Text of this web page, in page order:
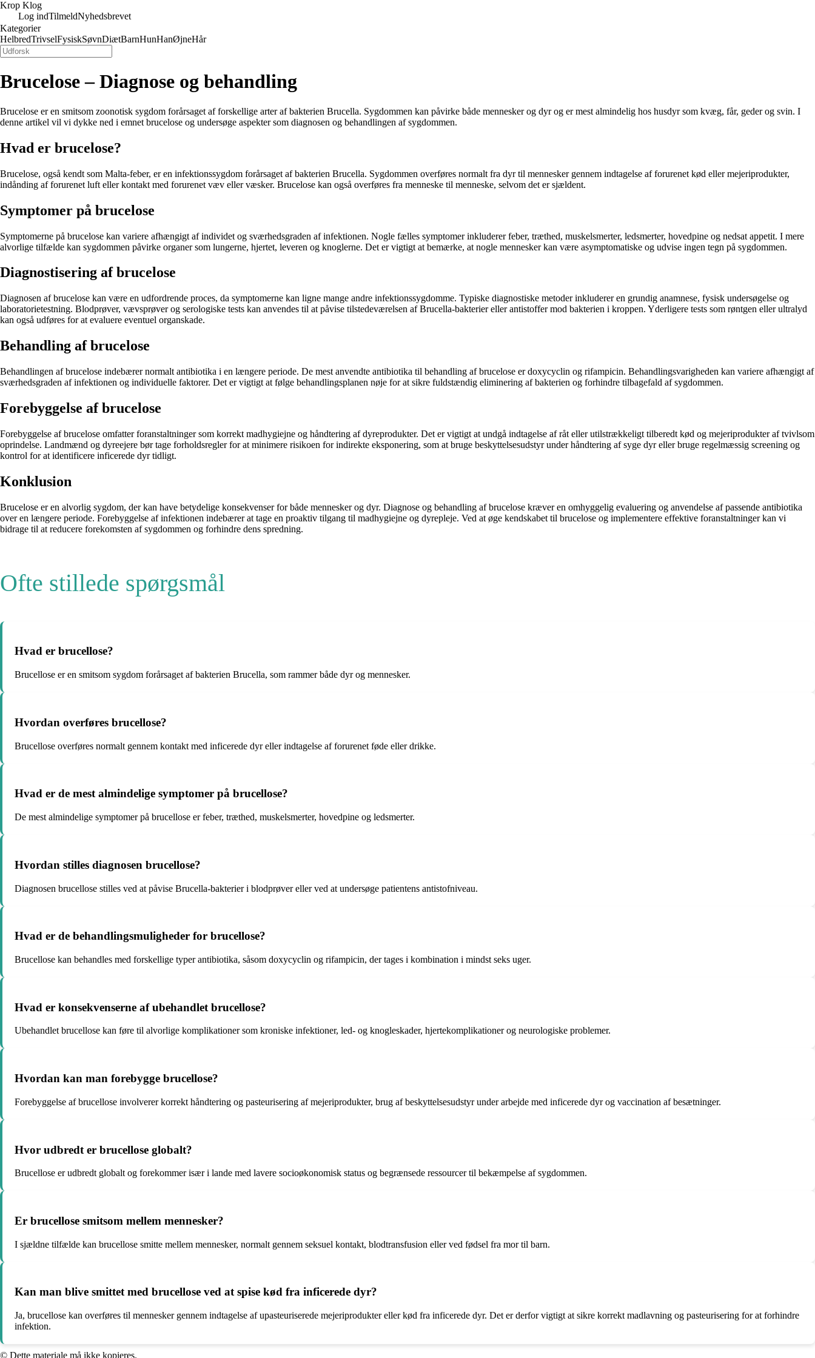
Krop Klog
Log indTilmeldNyhedsbrevet
Kategorier
HelbredTrivselFysiskSøvnDiætBarnHunHanØjneHår
Brucelose – Diagnose og behandling
Brucelose er en smitsom zoonotisk sygdom forårsaget af forskellige arter af bakterien Brucella. Sygdommen kan påvirke både mennesker og dyr og er mest almindelig hos husdyr som kvæg, får, geder og svin. I
denne artikel vil vi dykke ned i emnet brucelose og undersøge aspekter som diagnosen og behandlingen af sygdommen.
Hvad er brucelose?
Brucelose, også kendt som Malta-feber, er en infektionssygdom forårsaget af bakterien Brucella. Sygdommen overføres normalt fra dyr til mennesker gennem indtagelse af forurenet kød eller mejeriprodukter,
indånding af forurenet luft eller kontakt med forurenet væv eller væsker. Brucelose kan også overføres fra menneske til menneske, selvom det er sjældent.
Symptomer på brucelose
Symptomerne på brucelose kan variere afhængigt af individet og sværhedsgraden af infektionen. Nogle fælles symptomer inkluderer feber, træthed, muskelsmerter, ledsmerter, hovedpine og nedsat appetit. I mere
alvorlige tilfælde kan sygdommen påvirke organer som lungerne, hjertet, leveren og knoglerne. Det er vigtigt at bemærke, at nogle mennesker kan være asymptomatiske og udvise ingen tegn på sygdommen.
Diagnostisering af brucelose
Diagnosen af brucelose kan være en udfordrende proces, da symptomerne kan ligne mange andre infektionssygdomme. Typiske diagnostiske metoder inkluderer en grundig anamnese, fysisk undersøgelse og
laboratorietestning. Blodprøver, vævsprøver og serologiske tests kan anvendes til at påvise tilstedeværelsen af Brucella-bakterier eller antistoffer mod bakterien i kroppen. Yderligere tests som røntgen eller ultralyd
kan også udføres for at evaluere eventuel organskade.
Behandling af brucelose
Behandlingen af brucelose indebærer normalt antibiotika i en længere periode. De mest anvendte antibiotika til behandling af brucelose er doxycyclin og rifampicin. Behandlingsvarigheden kan variere afhængigt af
sværhedsgraden af infektionen og individuelle faktorer. Det er vigtigt at følge behandlingsplanen nøje for at sikre fuldstændig eliminering af bakterien og forhindre tilbagefald af sygdommen.
Forebyggelse af brucelose
Forebyggelse af brucelose omfatter foranstaltninger som korrekt madhygiejne og håndtering af dyreprodukter. Det er vigtigt at undgå indtagelse af råt eller utilstrækkeligt tilberedt kød og mejeriprodukter af tvivlsom
oprindelse. Landmænd og dyreejere bør tage forholdsregler for at minimere risikoen for indirekte eksponering, som at bruge beskyttelsesudstyr under håndtering af syge dyr eller bruge regelmæssig screening og
kontrol for at identificere inficerede dyr tidligt.
Konklusion
Brucelose er en alvorlig sygdom, der kan have betydelige konsekvenser for både mennesker og dyr. Diagnose og behandling af brucelose kræver en omhyggelig evaluering og anvendelse af passende antibiotika
over en længere periode. Forebyggelse af infektionen indebærer at tage en proaktiv tilgang til madhygiejne og dyrepleje. Ved at øge kendskabet til brucelose og implementere effektive foranstaltninger kan vi
bidrage til at reducere forekomsten af sygdommen og forhindre dens spredning.
Ofte stillede spørgsmål
Hvad er brucellose?
Brucellose er en smitsom sygdom forårsaget af bakterien Brucella, som rammer både dyr og mennesker.
Hvordan overføres brucellose?
Brucellose overføres normalt gennem kontakt med inficerede dyr eller indtagelse af forurenet føde eller drikke.
Hvad er de mest almindelige symptomer på brucellose?
De mest almindelige symptomer på brucellose er feber, træthed, muskelsmerter, hovedpine og ledsmerter.
Hvordan stilles diagnosen brucellose?
Diagnosen brucellose stilles ved at påvise Brucella-bakterier i blodprøver eller ved at undersøge patientens antistofniveau.
Hvad er de behandlingsmuligheder for brucellose?
Brucellose kan behandles med forskellige typer antibiotika, såsom doxycyclin og rifampicin, der tages i kombination i mindst seks uger.
Hvad er konsekvenserne af ubehandlet brucellose?
Ubehandlet brucellose kan føre til alvorlige komplikationer som kroniske infektioner, led- og knogleskader, hjertekomplikationer og neurologiske problemer.
Hvordan kan man forebygge brucellose?
Forebyggelse af brucellose involverer korrekt håndtering og pasteurisering af mejeriprodukter, brug af beskyttelsesudstyr under arbejde med inficerede dyr og vaccination af besætninger.
Hvor udbredt er brucellose globalt?
Brucellose er udbredt globalt og forekommer især i lande med lavere socioøkonomisk status og begrænsede ressourcer til bekæmpelse af sygdommen.
Er brucellose smitsom mellem mennesker?
I sjældne tilfælde kan brucellose smitte mellem mennesker, normalt gennem seksuel kontakt, blodtransfusion eller ved fødsel fra mor til barn.
Kan man blive smittet med brucellose ved at spise kød fra inficerede dyr?
Ja, brucellose kan overføres til mennesker gennem indtagelse af upasteuriserede mejeriprodukter eller kød fra inficerede dyr. Det er derfor vigtigt at sikre korrekt madlavning og pasteurisering for at forhindre
infektion.
© Dette materiale må ikke kopieres.